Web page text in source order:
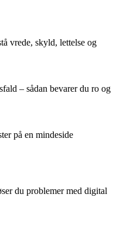
vrede, skyld, lettelse og
– sådan bevarer du ro og
på en mindeside
du problemer med digital